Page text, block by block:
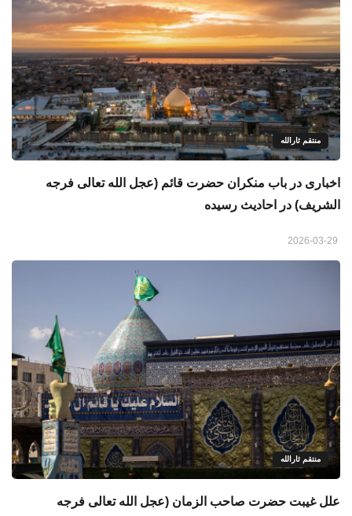
منتقم ثارالله
اخباری در باب منکران حضرت قائم (عجل الله تعالی فرجه
الشریف) در احادیث رسیده
منتقم ثارالله
علل غیبت حضرت صاحب الزمان (عجل الله تعالی فرجه